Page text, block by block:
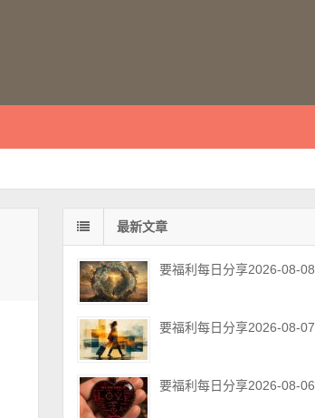
最新文章
要福利每日分享2026-08-08
要福利每日分享2026-08-07
要福利每日分享2026-08-06